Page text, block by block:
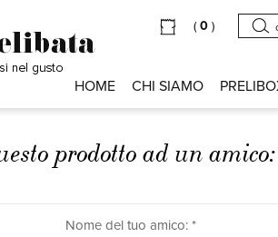
( 0 )
HOME CHI SIAMO
prodotto ad un
Nome del tuo amico: *